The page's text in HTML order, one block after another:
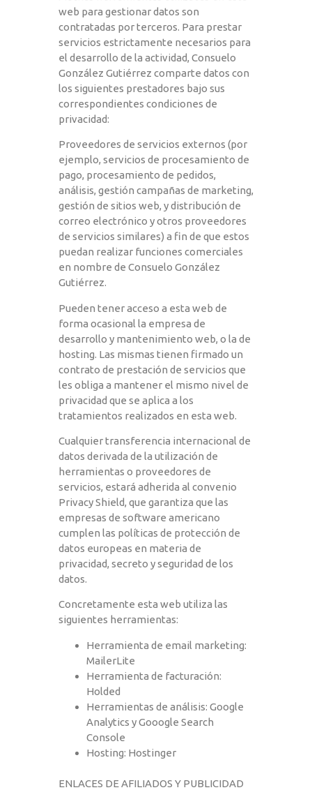
web para gestionar datos son
contratadas por terceros. Para prestar
servicios estrictamente necesarios para
el desarrollo de la actividad, Consuelo
González Gutiérrez comparte datos con
los siguientes prestadores bajo sus
correspondientes condiciones de
privacidad:
Proveedores de servicios externos (por
ejemplo, servicios de procesamiento de
pago, procesamiento de pedidos,
análisis, gestión campañas de marketing,
gestión de sitios web, y distribución de
correo electrónico y otros proveedores
de servicios similares) a fin de que estos
puedan realizar funciones comerciales
en nombre de Consuelo González
Gutiérrez.
Pueden tener acceso a esta web de
forma ocasional la empresa de
desarrollo y mantenimiento web, o la de
hosting. Las mismas tienen firmado un
contrato de prestación de servicios que
les obliga a mantener el mismo nivel de
privacidad que se aplica a los
tratamientos realizados en esta web.
Cualquier transferencia internacional de
datos derivada de la utilización de
herramientas o proveedores de
servicios, estará adherida al convenio
Privacy Shield, que garantiza que las
empresas de software americano
cumplen las políticas de protección de
datos europeas en materia de
privacidad, secreto y seguridad de los
datos.
Concretamente esta web utiliza las
siguientes herramientas:
Herramienta de email marketing:
MailerLite
Herramienta de facturación:
Holded
Herramientas de análisis: Google
Analytics y Gooogle Search
Console
Hosting: Hostinger
ENLACES DE AFILIADOS Y PUBLICIDAD